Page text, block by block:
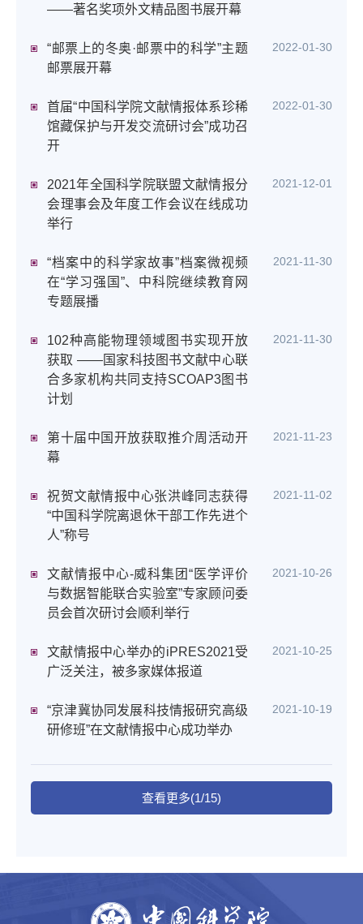
——著名奖项外文精品图书展开幕
“邮票上的冬奥·邮票中的科学”主题
邮票展开幕
2022-01-30
首届“中国科学院文献情报体系珍稀
馆藏保护与开发交流研讨会”成功召
开
2022-01-30
2021年全国科学院联盟文献情报分
会理事会及年度工作会议在线成功
举行
2021-12-01
“档案中的科学家故事”档案微视频
在“学习强国”、中科院继续教育网
专题展播
2021-11-30
102种高能物理领域图书实现开放
获取 ——国家科技图书文献中心联
合多家机构共同支持SCOAP3图书
计划
2021-11-30
第十届中国开放获取推介周活动开
幕
2021-11-23
祝贺文献情报中心张洪峰同志获得
“中国科学院离退休干部工作先进个
人”称号
2021-11-02
文献情报中心-威科集团“医学评价
与数据智能联合实验室”专家顾问委
员会首次研讨会顺利举行
2021-10-26
文献情报中心举办的iPRES2021受
广泛关注，被多家媒体报道
2021-10-25
“京津冀协同发展科技情报研究高级
研修班”在文献情报中心成功举办
2021-10-19
查看更多(1/15)